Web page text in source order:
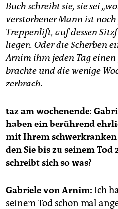
genossenschaft
epaper login
Buch schreibt sie, sie sei
verstorbener Mann ist
Treppenlift, auf dessen
liegen. Oder die Scherben
Arnim ihm jeden Tag
brachte und die wenige
zerbrach.
taz am wochenende:
haben ein berührend
mit Ihrem schwerkranken
den Sie bis zu seinem Tod
schreibt sich so was?
Gabriele von Arnim: Ich
seinem Tod schon mal